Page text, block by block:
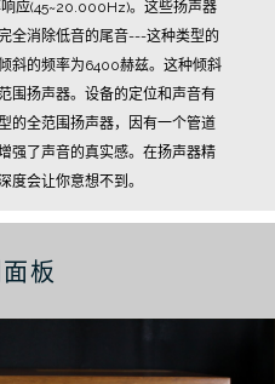
应(45~20.000Hz)。这些扬声器
全消除低音的尾音---这种类型的
斜的频率为6400赫兹。 这种倾斜
围扬声器。 设备的定位和声音有
的全范围扬声器，因有一个管道
强了声音的真实感。在扬声器精
度会让你意想不到。
板